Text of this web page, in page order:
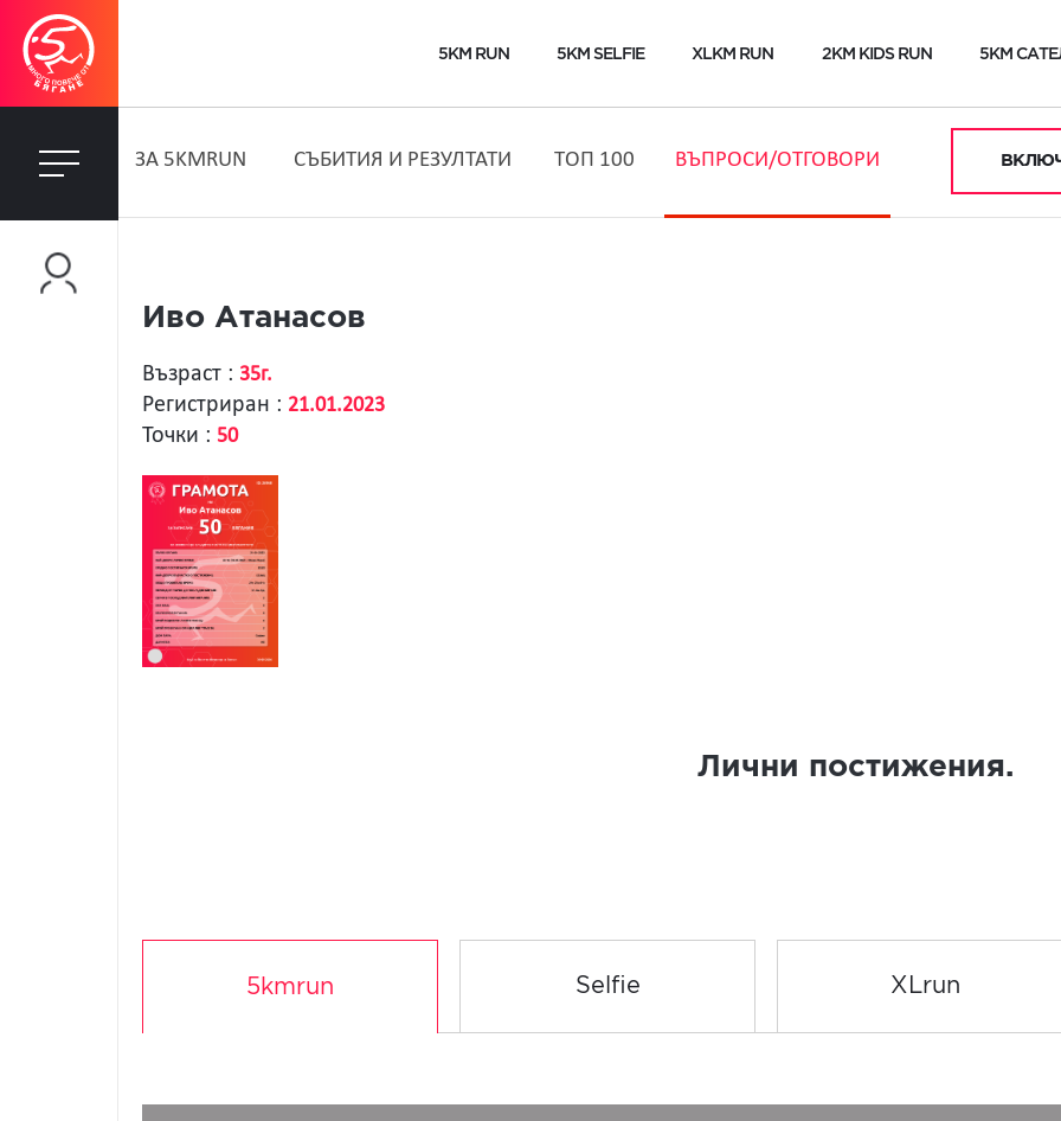
5KM RUN 5KM SELFIE XLKM RUN 2KM KIDS RUN 5KM
ЗA 5KMRUN СЪБИТИЯ И РЕЗУЛТАТИ ТОП 100 ВЪПРОСИ/ОТГОВОРИ
Иво Атанасов
Възраст : 35г.
Регистриран : 21.01.2023
Точки : 50
Лични постижения.
5kmrun Selfie XLrun